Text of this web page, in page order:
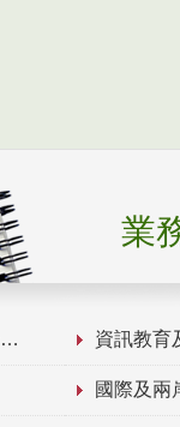
業
資訊教育
國際及兩